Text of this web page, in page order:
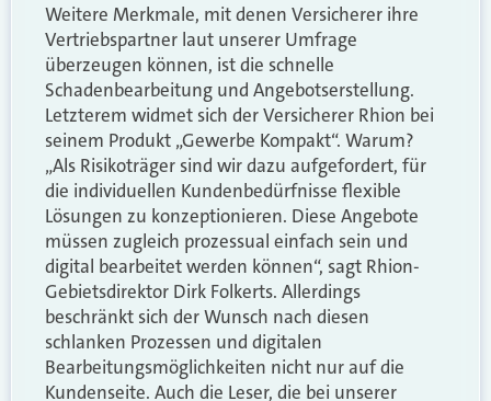
Weitere Merkmale, mit denen Versicherer ihre
Vertriebspartner laut unserer Umfrage
überzeugen können, ist die schnelle
Schadenbearbeitung und Angebotserstellung.
Letzterem widmet sich der Versicherer Rhion bei
seinem Produkt „Gewerbe Kompakt“. Warum?
„Als Risikoträger sind wir dazu aufgefordert, für
die individuellen Kundenbedürfnisse flexible
Lösungen zu konzeptionieren. Diese Angebote
müssen zugleich prozessual einfach sein und
digital bearbeitet werden können“, sagt Rhion-
Gebietsdirektor Dirk Folkerts. Allerdings
beschränkt sich der Wunsch nach diesen
schlanken Prozessen und digitalen
Bearbeitungsmöglichkeiten nicht nur auf die
Kundenseite. Auch die Leser, die bei unserer